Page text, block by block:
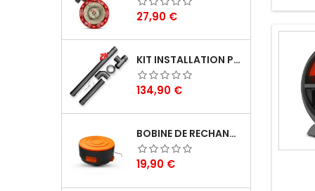
Prix
27,90 €
KIT INSTALLATION POELE A PELLETS - WARM TECH
Prix
134,90 €
BOBINE DE RECHANGE POUR COUPE BORDURES - LAWNMASTER
Prix
19,90 €